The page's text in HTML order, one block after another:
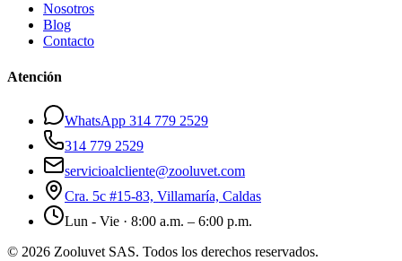
Nosotros
Blog
Contacto
Atención
WhatsApp 314 779 2529
314 779 2529
servicioalcliente@zooluvet.com
Cra. 5c #15-83, Villamaría, Caldas
Lun - Vie · 8:00 a.m. – 6:00 p.m.
© 2026 Zooluvet SAS. Todos los derechos reservados.